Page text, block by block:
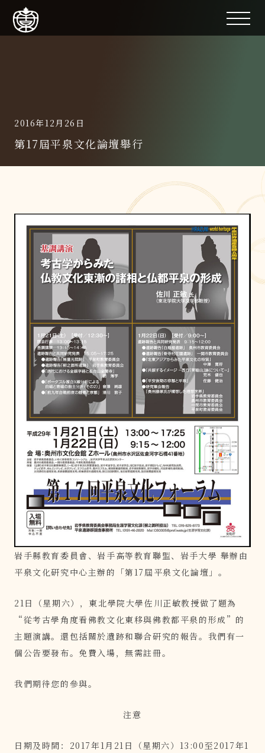
2016年12月26日
第17屆平泉文化論壇舉行
岩手縣教育委員會、岩手高等教育聯盟、岩手大學 舉辦由
平泉文化研究中心主辦的「第17屆平泉文化論壇」。
21日（星期六），東北學院大學佐川正敏教授做了題為
“從考古學角度看佛教文化東移與佛教都平泉的形成”的
主題演講。還包括關於遺跡和聯合研究的報告。我們有一
個公告要發布。免費入場，無需註冊。
我們期待您的參與。
注意
日期及時間：2017年1月21日（星期六）13:00至2017年1